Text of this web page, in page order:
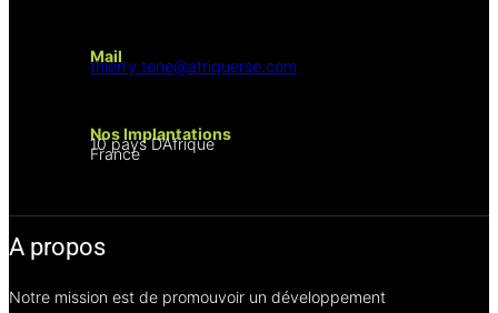
Mail
thierry.tene@afriquerse.com
Nos Implantations
10 pays D’Afrique
France
A propos
Notre mission est de promouvoir un développement